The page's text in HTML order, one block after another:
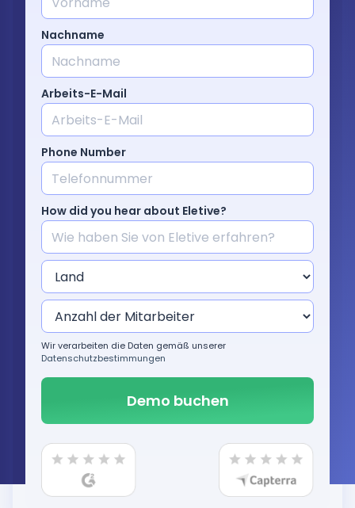
Preise
Sprache: German
Demo-Termin buchen
Anmelden
Nachname
Arbeits-E-Mail
Phone Number
How did you hear about Eletive?
Wir verarbeiten die Daten gemäß unserer
Datenschutzbestimmungen